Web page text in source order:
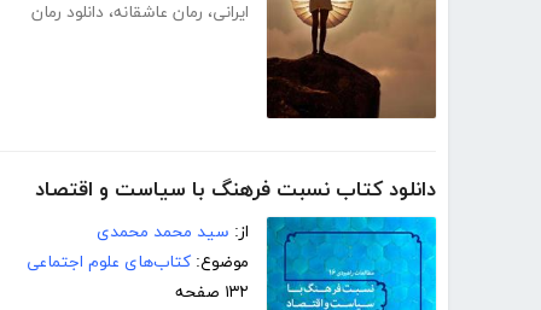
ایرانی، رمان عاشقانه، دانلود رمان
دانلود کتاب نسبت فرهنگ با سیاست و اقتصاد
از: سید محمد محمدی
موضوع: کتاب‌های علوم اجتماعی
۱۳۲ صفحه